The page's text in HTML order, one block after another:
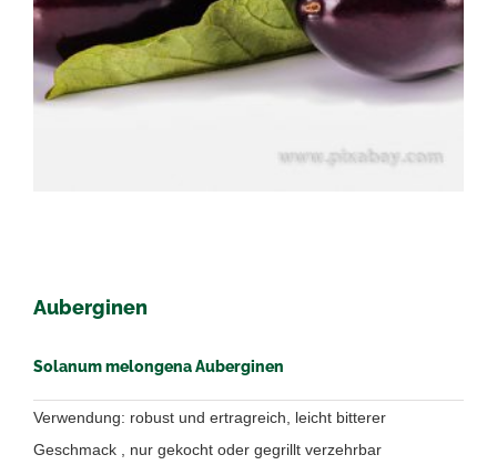
Auberginen
Solanum melongena Auberginen
Verwendung: robust und ertragreich, leicht bitterer
Geschmack , nur gekocht oder gegrillt verzehrbar